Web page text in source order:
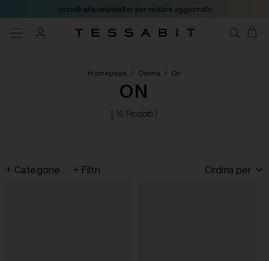
iscriviti alla newsletter per restare aggiornato
Homepage / Donna / On
ON
[ 16 Prodotti ]
Categorie Filtri Ordina per